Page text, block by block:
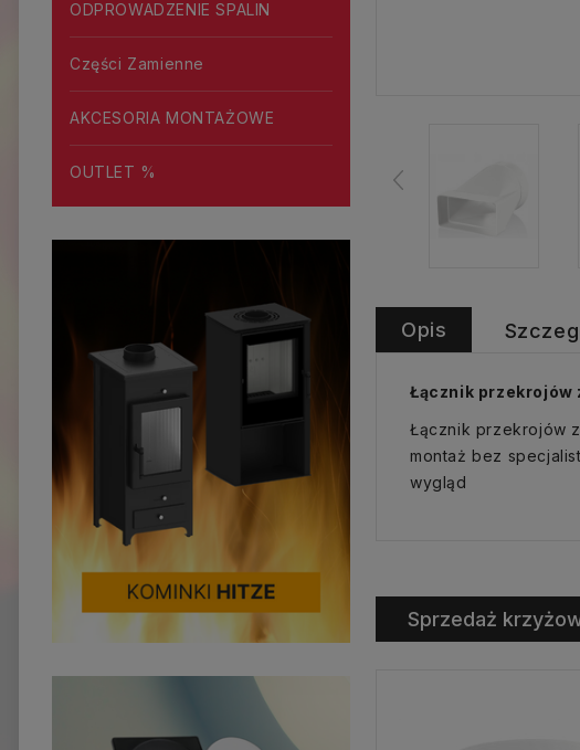
ODPROWADZENIE SPALIN
Części Zamienne
AKCESORIA MONTAŻOWE
OUTLET %
Opis
Łącznik przekrojów
Łącznik przekrojów
montaż bez
wygląd
Sprzedaż